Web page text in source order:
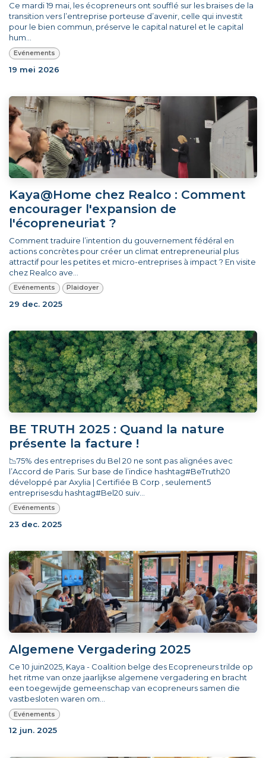
Ce mardi 19 mai, les écopreneurs ont soufflé sur les braises de la
transition vers l’entreprise porteuse d’avenir, celle qui investit
pour le bien commun, préserve le capital naturel et le capital
hum...
Evénements
19 mei 2026
Kaya@Home chez Realco : Comment
encourager l'expansion de
l'écopreneuriat ?
Comment traduire l’intention du gouvernement fédéral en
actions concrètes pour créer un climat entrepreneurial plus
attractif pour les petites et micro-entreprises à impact ? En visite
chez Realco ave...
Evénements Plaidoyer
29 dec. 2025
BE TRUTH 2025 : Quand la nature
présente la facture !
📉75% des entreprises du Bel 20 ne sont pas alignées avec
l’Accord de Paris. Sur base de l’indice hashtag#BeTruth20
développé par Axylia | Certifiée B Corp , seulement5
entreprisesdu hashtag#Bel20 suiv...
Evénements
23 dec. 2025
Algemene Vergadering 2025
Ce 10 juin2025, Kaya - Coalition belge des Ecopreneurs trilde op
het ritme van onze jaarlijkse algemene vergadering en bracht
een toegewijde gemeenschap van ecopreneurs samen die
vastbesloten waren om...
Evénements
12 jun. 2025